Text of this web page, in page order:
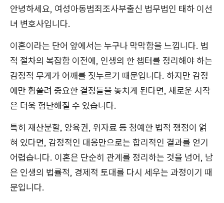
안녕하세요, 여성아동범죄조사부출신 법무법인 태하 이선
녀 변호사입니다.
이혼이라는 단어 앞에서는 누구나 막막함을 느낍니다. 법
적 절차의 복잡함 이전에, 인생의 한 챕터를 정리해야 하는
감정적 무게가 어깨를 짓누르기 때문입니다. 하지만 감정
에만 휩쓸려 중요한 결정들을 놓치게 된다면, 새로운 시작
은 더욱 험난해질 수 있습니다.
특히 재산분할, 양육권, 위자료 등 첨예한 법적 쟁점이 얽
혀 있다면, 감정적인 대응만으로는 합리적인 결과를 얻기
어렵습니다. 이혼은 단순히 관계를 정리하는 것을 넘어, 남
은 인생의 법률적, 경제적 토대를 다시 세우는 과정이기 때
문입니다.